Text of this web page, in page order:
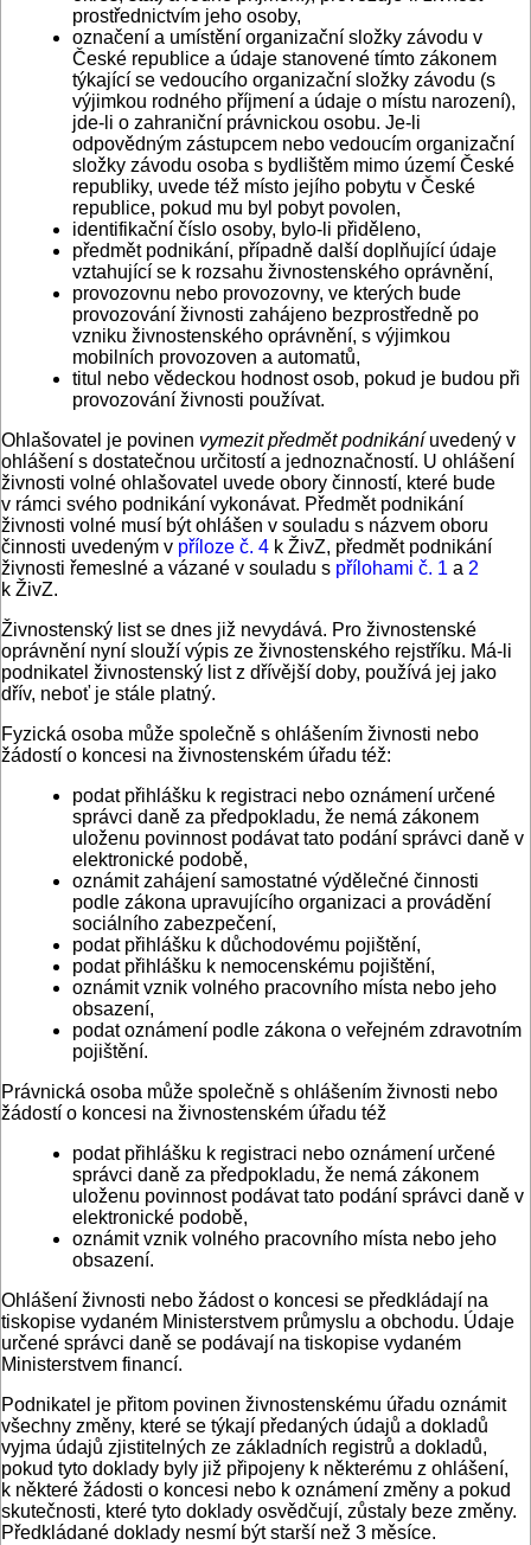
prostřednictvím jeho osoby,
označení a umístění organizační složky závodu v
České republice a údaje stanovené tímto zákonem
týkající se vedoucího organizační složky závodu (s
výjimkou rodného příjmení a údaje o místu narození),
jde-li o zahraniční právnickou osobu. Je-li
odpovědným zástupcem nebo vedoucím organizační
složky závodu osoba s bydlištěm mimo území České
republiky, uvede též místo jejího pobytu v České
republice, pokud mu byl pobyt povolen,
identifikační číslo osoby, bylo-li přiděleno,
předmět podnikání, případně další doplňující údaje
vztahující se k rozsahu živnostenského oprávnění,
provozovnu nebo provozovny, ve kterých bude
provozování živnosti zahájeno bezprostředně po
vzniku živnostenského oprávnění, s výjimkou
mobilních provozoven a automatů,
titul nebo vědeckou hodnost osob, pokud je budou při
provozování živnosti používat.
Ohlašovatel je povinen vymezit předmět podnikáníuvedený v
ohlášení s dostatečnou určitostí a jednoznačností. U ohlášení
živnosti volné ohlašovatel uvede obory činností, které bude
v rámci svého podnikání vykonávat. Předmět podnikání
živnosti volné musí být ohlášen v souladu s názvem oboru
činnosti uvedeným v příloze č. 4 k ŽivZ, předmět podnikání
živnosti řemeslné a vázané v souladu s přílohami č. 1 a 2
k ŽivZ.
Živnostenský list se dnes již nevydává. Pro živnostenské
oprávnění nyní slouží výpis ze živnostenského rejstříku. Má-li
podnikatel živnostenský list z dřívější doby, používá jej jako
dřív, neboť je stále platný.
Fyzická osoba může společně s ohlášením živnosti nebo
žádostí o koncesi na živnostenském úřadu též:
podat přihlášku k registraci nebo oznámení určené
správci daně za předpokladu, že nemá zákonem
uloženu povinnost podávat tato podání správci daně v
elektronické podobě,
oznámit zahájení samostatné výdělečné činnosti
podle zákona upravujícího organizaci a provádění
sociálního zabezpečení,
podat přihlášku k důchodovému pojištění,
podat přihlášku k nemocenskému pojištění,
oznámit vznik volného pracovního místa nebo jeho
obsazení,
podat oznámení podle zákona o veřejném zdravotním
pojištění.
Právnická osoba může společně s ohlášením živnosti nebo
žádostí o koncesi na živnostenském úřadu též
podat přihlášku k registraci nebo oznámení určené
správci daně za předpokladu, že nemá zákonem
uloženu povinnost podávat tato podání správci daně v
elektronické podobě,
oznámit vznik volného pracovního místa nebo jeho
obsazení.
Ohlášení živnosti nebo žádost o koncesi se předkládají na
tiskopise vydaném Ministerstvem průmyslu a obchodu. Údaje
určené správci daně se podávají na tiskopise vydaném
Ministerstvem financí.
Podnikatel je přitom povinen živnostenskému úřadu oznámit
všechny změny, které se týkají předaných údajů a dokladů
vyjma údajů zjistitelných ze základních registrů a dokladů,
pokud tyto doklady byly již připojeny k některému z ohlášení,
k některé žádosti o koncesi nebo k oznámení změny a pokud
skutečnosti, které tyto doklady osvědčují, zůstaly beze změny.
Předkládané doklady nesmí být starší než 3 měsíce.